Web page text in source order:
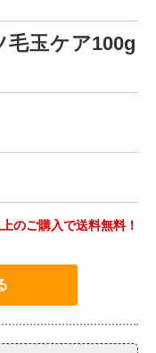
玉ケア100g
のご購入で送料無料！